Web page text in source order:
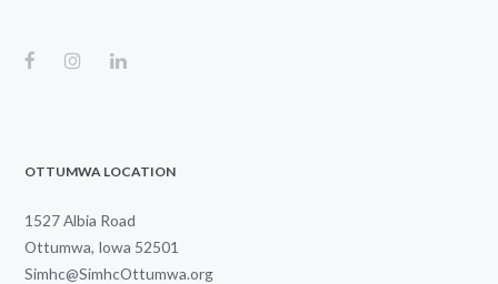
OTTUMWA LOCATION
1527 Albia Road
Ottumwa, Iowa 52501
Simhc@SimhcOttumwa.org